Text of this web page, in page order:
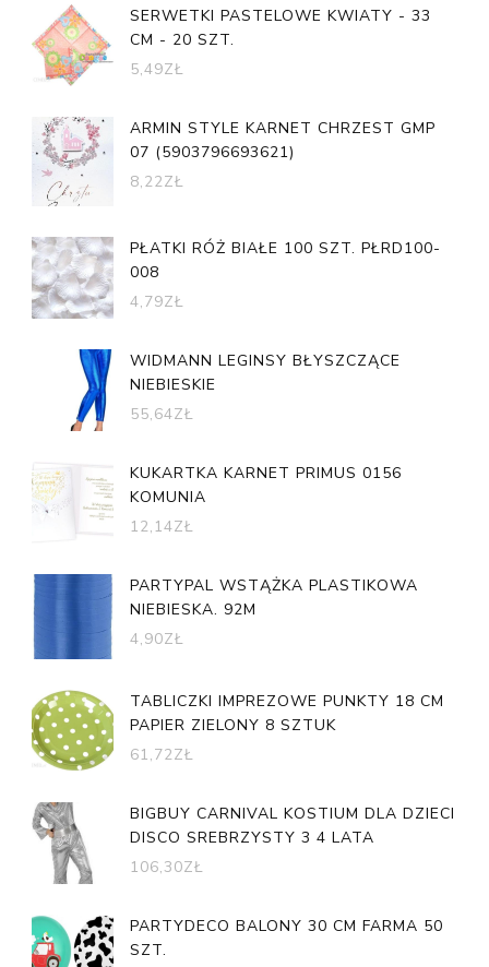
SERWETKI PASTELOWE KWIATY - 33
CM - 20 SZT.
5,49ZŁ
ARMIN STYLE KARNET CHRZEST GMP
07 (5903796693621)
8,22ZŁ
PŁATKI RÓŻ BIAŁE 100 SZT. PŁRD100-
008
4,79ZŁ
WIDMANN LEGINSY BŁYSZCZĄCE
NIEBIESKIE
55,64ZŁ
KUKARTKA KARNET PRIMUS 0156
KOMUNIA
12,14ZŁ
PARTYPAL WSTĄŻKA PLASTIKOWA
NIEBIESKA. 92M
4,90ZŁ
TABLICZKI IMPREZOWE PUNKTY 18 CM
PAPIER ZIELONY 8 SZTUK
61,72ZŁ
BIGBUY CARNIVAL KOSTIUM DLA DZIECI
DISCO SREBRZYSTY 3 4 LATA
106,30ZŁ
PARTYDECO BALONY 30 CM FARMA 50
SZT.